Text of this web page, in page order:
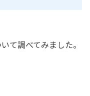
て調べてみました。